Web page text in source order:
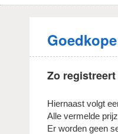
Zo
Hiernaast volgt
Alle vermelde
Er worden geen